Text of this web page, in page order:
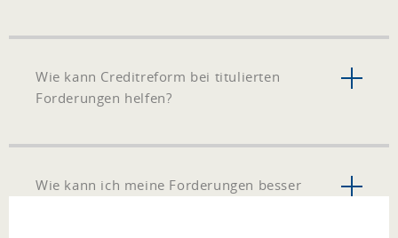
Wie kann Creditreform bei titulierten
Forderungen helfen?
Wie kann ich meine Forderungen besser